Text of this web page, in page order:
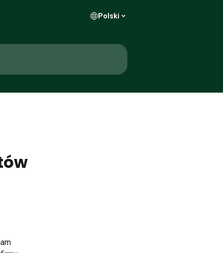
Polski